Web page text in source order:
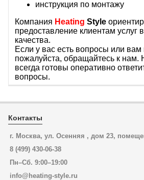
инструкция по монтажу
Компания Heating Style
предоставление клиентам услуг
качества.
Если у вас есть вопросы или
пожалуйста, обращайтесь к нам.
всегда готовы оперативно
вопросы.
Контакты
г. Москва, ул. Осенняя , дом 23,
8 (499) 430-06-38
Пн–Сб. 9:00–19:00
info@heating-style.ru